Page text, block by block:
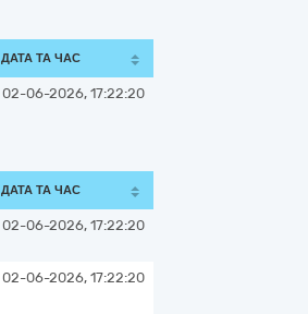
ДАТА ТА ЧАС
02-06-2026, 17:22:20
ДАТА ТА ЧАС
02-06-2026, 17:22:20
02-06-2026, 17:22:20